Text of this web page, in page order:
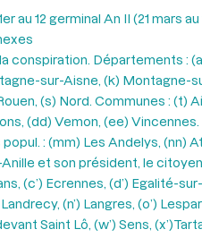
au 12 germinal An II (21 mars au
Départements :
sur-Aisne, (k) Montagne-
(s) Nord. Communes : (t)
(dd) Vemon, (ee)
: (mm) Les Andelys, (nn)
et son président, le
(c’) Ecrennes, (d’) Egalité-
(n’) Langres, (o’)
Saint Lô, (w’) Sens,